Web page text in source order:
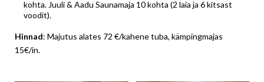
kohta. Juuli & Aadu Saunamaja 10 kohta (2 laia ja 6 kitsast
voodit).
Hinnad: Majutus alates 72 €/kahene tuba, kämpingmajas
15€/in.